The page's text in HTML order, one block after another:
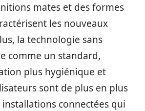
mates et des formes
les nouveaux
la technologie sans
comme un standard,
plus hygiénique et
sont de plus en plus
connectées qui